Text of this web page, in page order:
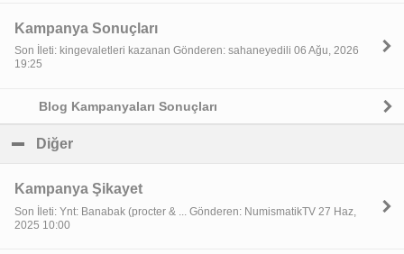
Kampanya Sonuçları
Son İleti: kingevaletleri kazanan Gönderen: sahaneyedili 06 Ağu, 2026
19:25
Blog Kampanyaları Sonuçları
Diğer
Kampanya Şikayet
Son İleti: Ynt: Banabak (procter & ... Gönderen: NumismatikTV 27 Haz,
2025 10:00